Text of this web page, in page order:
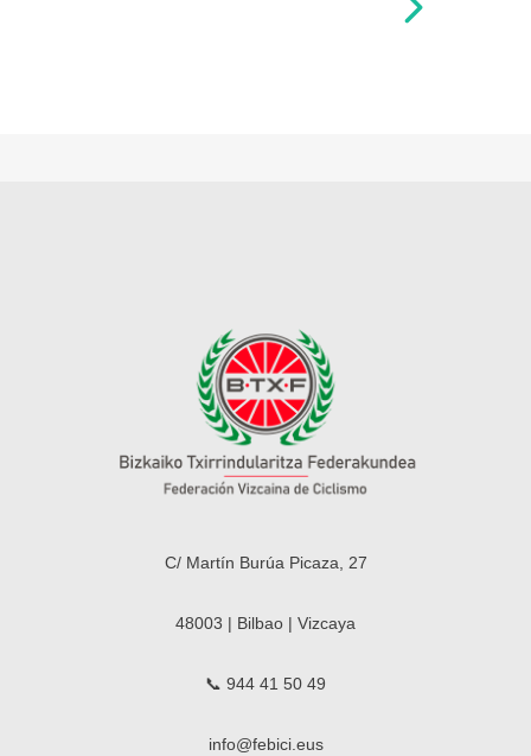
C/ Martín Burúa Picaza, 27
48003 | Bilbao | Vizcaya
📞 944 41 50 49
info@febici.eus